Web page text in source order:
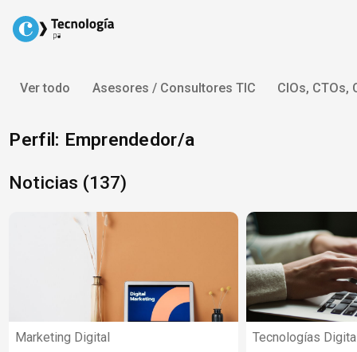
content
Ver todo Asesores / Consultores TIC CIOs, CTOs,
Perfil: Emprendedor/a
Noticias (137)
Marketing Digital Tecnologías